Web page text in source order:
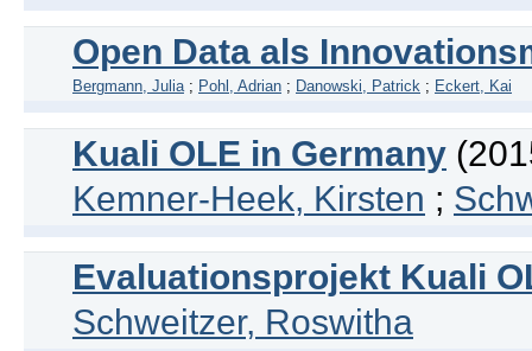
Open Data als
Bergmann, Julia ; Pohl, Adrian ; Danowski, Patrick ; Eckert, Kai
Kuali OLE in Germany
Kemner-Heek, Kirsten ;
Evaluationsprojekt Kuali
Schweitzer, Roswitha